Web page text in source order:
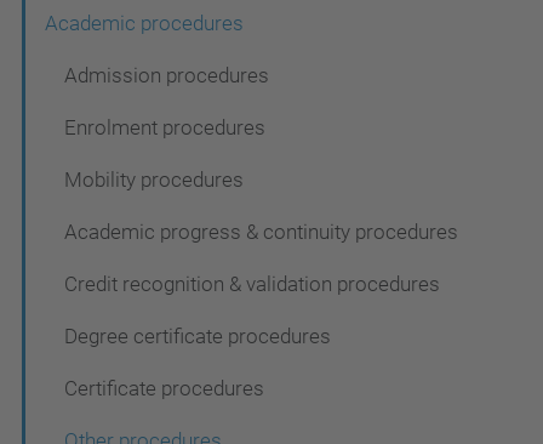
Academic procedures
Admission procedures
Enrolment procedures
Mobility procedures
Academic progress & continuity procedures
Credit recognition & validation procedures
Degree certificate procedures
Certificate procedures